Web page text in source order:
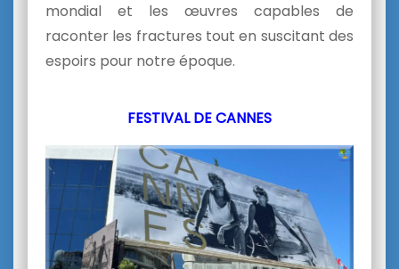
mondial et les œuvres capables de
raconter les fractures tout en suscitant des
espoirs pour notre époque.
FESTIVAL DE CANNES